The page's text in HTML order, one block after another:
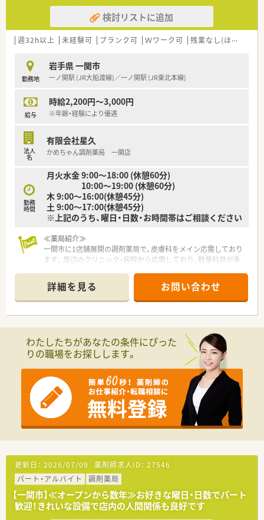
≪転勤なし・長く働きやすい薬局≫
転勤や異動がないため、腰を据えて長く働ける環境です。
調剤室や休憩室が広く、休憩の際もしっかり休めるような環境作
りをしています。
です。
≪こんな方におススメ≫
★テキパキと仕事したい方
★職場の人間関係で悩みたくない方
検討リストに追加
週32h以上 未経験可 ブランク可 Ｗワーク可 残業なし(ほぼなし含む)
勤務地
岩手県 一関市
一ノ関駅 (JR大船渡線)／一ノ関駅 (JR東北本線)
給与
時給2,200円～3,000円
※年齢・経験により優遇
法人
名
有限会社星久
かめちゃん調剤薬局 一関店
勤務
時間
月火水金 9:00～18:00 (休憩60分)
10:00～19:00 (休憩60分)
木 9:00～16:00(休憩45分)
土 9:00～17:00(休憩45分)
※上記のうち、曜日・日数・お時間帯はご相談ください
≪薬局紹介≫
一関市に1店舗展開の調剤薬局で、皮膚科をメイン応需しており
ます。周辺のクリニック・病院から応需しており、軽量科目が多
また、社長はもともと病院にお勤めでしたので、臨床での経験も
あり、勉強させていただける環境です。
≪コミュケーション盛んな薬局♪≫
就業中はしっかり仕事をこなし、オフタイムでは、和気あいあい
としている雰囲気です。不安なことや分からないことがあれば、
聞きやすく、教えてもらえる環境のため、未経験の方・経験が浅く
これからスキルを磨いていきたい方・ブランクある方など、幅広
い年代の方を歓迎いたします！
≪転勤なし・長く働きやすい薬局≫
転勤や異動がないため、腰を据えて長く働ける環境です。
調剤室や休憩室が広く、休憩の際もしっかり休めるような環境作
りをしています。
また、フォローし合う体制にあるため、休暇も相談しやすい環境
≪こんな方におススメ≫
★しっかり稼ぎたい方
★テキパキと仕事したい方
★職場の人間関係で悩みたくない方
★店舗異動やヘルプ対応なく働きたい方
詳細を見る お問い合わせ
わたしたちがあなたの条件にぴった
りの職場をお探しします。
更新日： 2026/07/09 薬剤師求人ID： 27546
パート・アルバイト
調剤薬局
【一関市】≪オープンから数年≫お好きな曜日・日数でパート
歓迎！きれいな設備で店内の人間関係も良好です